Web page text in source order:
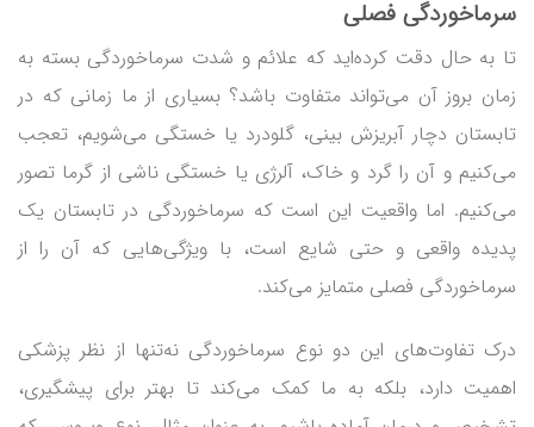
سرماخوردگی فصلی
تا به حال دقت کرده‌اید که علائم و شدت سرماخوردگی بسته به
زمان بروز آن می‌تواند متفاوت باشد؟ بسیاری از ما زمانی که در
تابستان دچار آبریزش بینی، گلودرد یا خستگی می‌شویم، تعجب
می‌کنیم و آن را گرد و خاک، آلرژی یا خستگی ناشی از گرما تصور
می‌کنیم. اما واقعیت این است که سرماخوردگی در تابستان یک
پدیده واقعی و حتی شایع است، با ویژگی‌هایی که آن را از
سرماخوردگی فصلی متمایز می‌کند.
درک تفاوت‌های این دو نوع سرماخوردگی نه‌تنها از نظر پزشکی
اهمیت دارد، بلکه به ما کمک می‌کند تا بهتر برای پیشگیری،